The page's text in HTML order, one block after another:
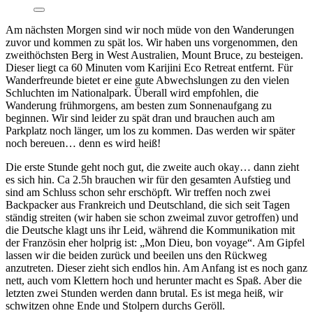
Am nächsten Morgen sind wir noch müde von den Wanderungen
zuvor und kommen zu spät los. Wir haben uns vorgenommen, den
zweithöchsten Berg in West Australien, Mount Bruce, zu besteigen.
Dieser liegt ca 60 Minuten vom Karijini Eco Retreat entfernt. Für
Wanderfreunde bietet er eine gute Abwechslungen zu den vielen
Schluchten im Nationalpark. Überall wird empfohlen, die
Wanderung frühmorgens, am besten zum Sonnenaufgang zu
beginnen. Wir sind leider zu spät dran und brauchen auch am
Parkplatz noch länger, um los zu kommen. Das werden wir später
noch bereuen… denn es wird heiß!
Die erste Stunde geht noch gut, die zweite auch okay… dann zieht
es sich hin. Ca 2.5h brauchen wir für den gesamten Aufstieg und
sind am Schluss schon sehr erschöpft. Wir treffen noch zwei
Backpacker aus Frankreich und Deutschland, die sich seit Tagen
ständig streiten (wir haben sie schon zweimal zuvor getroffen) und
die Deutsche klagt uns ihr Leid, während die Kommunikation mit
der Französin eher holprig ist: „Mon Dieu, bon voyage“. Am Gipfel
lassen wir die beiden zurück und beeilen uns den Rückweg
anzutreten. Dieser zieht sich endlos hin. Am Anfang ist es noch ganz
nett, auch vom Klettern hoch und herunter macht es Spaß. Aber die
letzten zwei Stunden werden dann brutal. Es ist mega heiß, wir
schwitzen ohne Ende und Stolpern durchs Geröll.